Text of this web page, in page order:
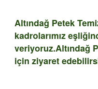
Altındağ Petek
kadrolarımız
veriyoruz.Altındağ
için ziyaret